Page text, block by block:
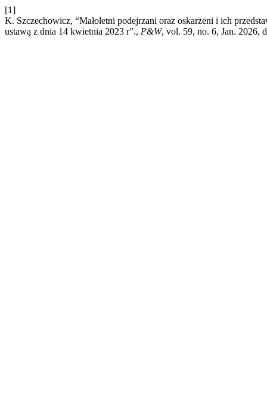
[1]
K. Szczechowicz, “Małoletni podejrzani oraz oskarżeni i ich
ustawą z dnia 14 kwietnia 2023 r”., P&W, vol. 59, no. 6, Jan. 2026,